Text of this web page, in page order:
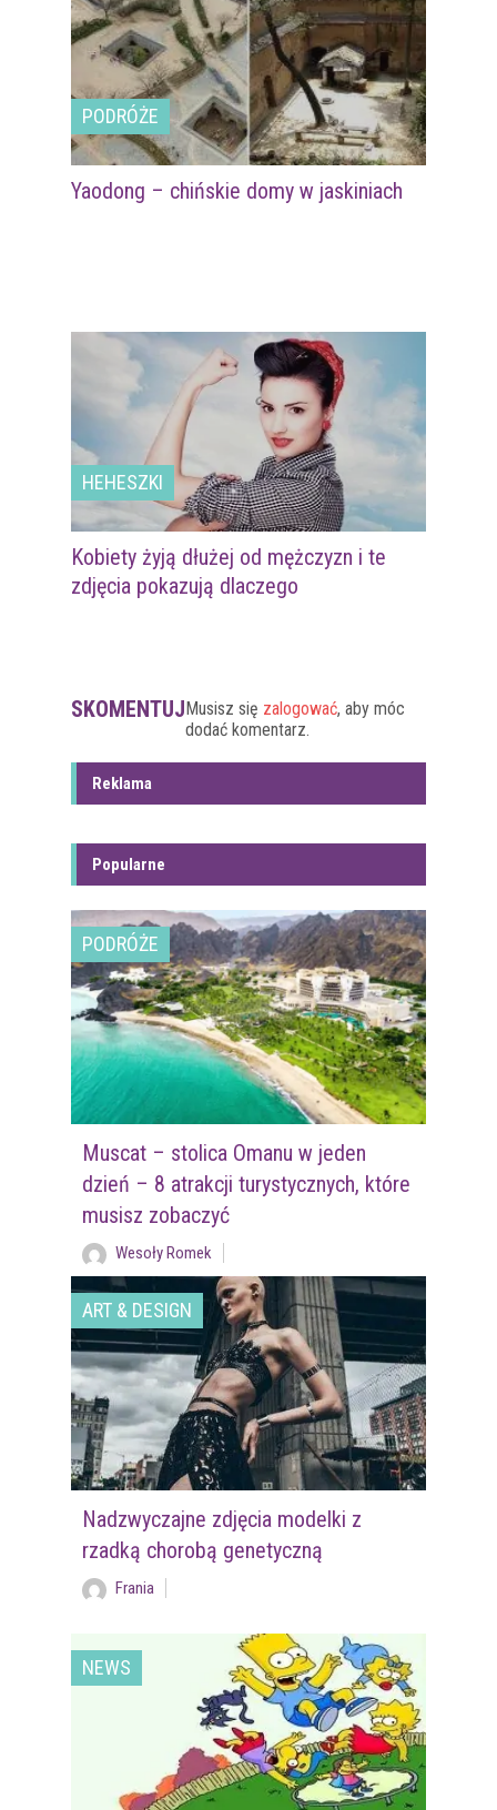
PODRÓŻE
Yaodong – chińskie domy w jaskiniach
HEHESZKI
Kobiety żyją dłużej od mężczyzn i te
zdjęcia pokazują dlaczego
SKOMENTUJMusisz się zalogować, aby móc
dodać komentarz.
Reklama
Popularne
PODRÓŻE
Muscat – stolica Omanu w jeden
dzień – 8 atrakcji turystycznych, które
musisz zobaczyć
Wesoły Romek
ART & DESIGN
Nadzwyczajne zdjęcia modelki z
rzadką chorobą genetyczną
Frania
NEWS